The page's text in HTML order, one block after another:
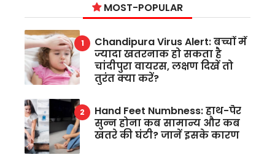
MOST-POPULAR
Chandipura Virus Alert: बच्चों में
ज्यादा खतरनाक हो सकता है
चांदीपुरा वायरस, लक्षण दिखें तो
तुरंत क्या करें?
Hand Feet Numbness: हाथ-पैर
सुन्न होना कब सामान्य और कब
खतरे की घंटी? जानें इसके कारण